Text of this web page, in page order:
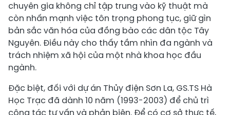
chuyên gia không chỉ tập trung vào kỹ thuật mà
còn nhấn mạnh việc tôn trọng phong tục, giữ gìn
bản sắc văn hóa của đồng bào các dân tộc Tây
Nguyên. Điều này cho thấy tầm nhìn đa ngành và
trách nhiệm xã hội của một nhà khoa học đầu
ngành.
Đặc biệt, đối với dự án Thủy điện Sơn La, GS.TS Hà
Học Trạc đã dành 10 năm (1993-2003) để chủ trì